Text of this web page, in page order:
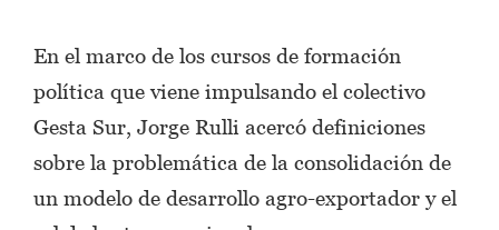
En el marco de los cursos de formación
política que viene impulsando el colectivo
Gesta Sur, Jorge Rulli acercó definiciones
sobre la problemática de la consolidación de
un modelo de desarrollo agro-exportador y el